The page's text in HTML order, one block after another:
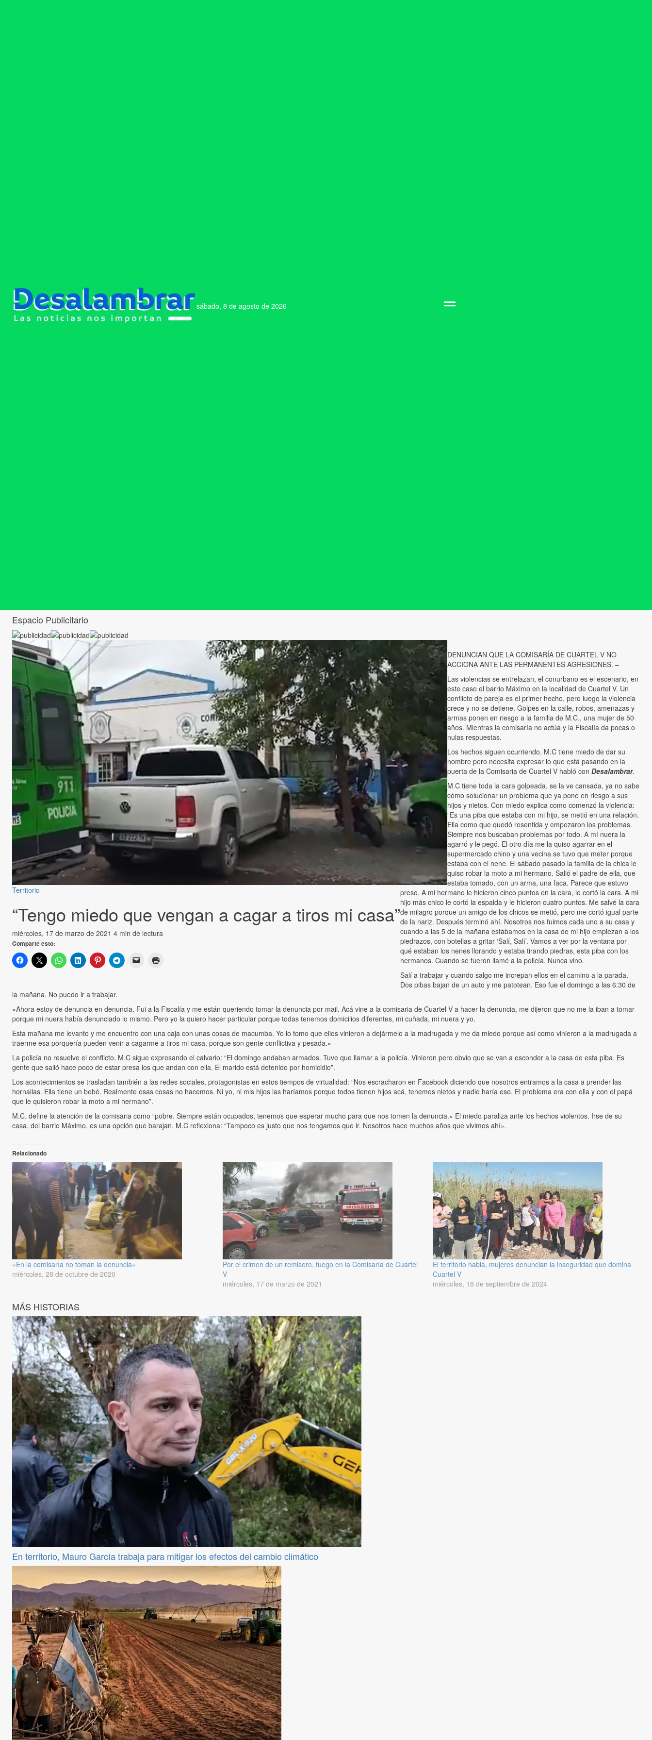
sábado, 8 de agosto de 2026
Espacio Publicitario
Territorio
“Tengo miedo que vengan a cagar a tiros mi casa”
miércoles, 17 de marzo de 2021 4 min de lectura
Comparte esto:
DENUNCIAN QUE LA COMISARÍA DE CUARTEL V NO
ACCIONA ANTE LAS PERMANENTES AGRESIONES. –
Las violencias se entrelazan, el conurbano es el escenario, en
este caso el barrio Máximo en la localidad de Cuartel V. Un
conflicto de pareja es el primer hecho, pero luego la violencia
crece y no se detiene. Golpes en la calle, robos, amenazas y
armas ponen en riesgo a la familia de M.C., una mujer de 50
años. Mientras la comisaría no actúa y la Fiscalía da pocas o
nulas respuestas.
Los hechos siguen ocurriendo. M.C tiene miedo de dar su
nombre pero necesita expresar lo que está pasando en la
puerta de la Comisaria de Cuartel V habló con Desalambrar.
M.C tiene toda la cara golpeada, se la ve cansada, ya no sabe
cómo solucionar un problema que ya pone en riesgo a sus
hijos y nietos. Con miedo explica como comenzó la violencia:
“Es una piba que estaba con mi hijo, se metió en una relación.
Ella como que quedó resentida y empezaron los problemas.
Siempre nos buscaban problemas por todo. A mí nuera la
agarró y le pegó. El otro día me la quiso agarrar en el
supermercado chino y una vecina se tuvo que meter porque
estaba con el nene. El sábado pasado la familia de la chica le
quiso robar la moto a mi hermano. Salió el padre de ella, que
estaba tomado, con un arma, una faca. Parece que estuvo
preso. A mi hermano le hicieron cinco puntos en la cara, le cortó la cara. A mi
hijo más chico le cortó la espalda y le hicieron cuatro puntos. Me salvé la cara
de milagro porque un amigo de los chicos se metió, pero me cortó igual parte
de la nariz. Después terminó ahí. Nosotros nos fuimos cada uno a su casa y
cuando a las 5 de la mañana estábamos en la casa de mi hijo empiezan a los
piedrazos, con botellas a gritar ‘Salí, Salí’. Vamos a ver por la ventana por
qué estaban los nenes llorando y estaba tirando piedras, esta piba con los
hermanos. Cuando se fueron llamé a la policía. Nunca vino.
Salí a trabajar y cuando salgo me increpan ellos en el camino a la parada.
Dos pibas bajan de un auto y me patotean. Eso fue el domingo a las 6:30 de
la mañana. No puedo ir a trabajar.
«Ahora estoy de denuncia en denuncia. Fui a la Fiscalía y me están queriendo tomar la denuncia por mail. Acá vine a la comisaria de Cuartel V a hacer la denuncia, me dijeron que no me la iban a tomar
porque mi nuera había denunciado lo mismo. Pero yo la quiero hacer particular porque todas tenemos domicilios diferentes, mi cuñada, mi nuera y yo.
Esta mañana me levanto y me encuentro con una caja con unas cosas de macumba. Yo lo tomo que ellos vinieron a dejármelo a la madrugada y me da miedo porque así como vinieron a la madrugada a
traerme esa porquería pueden venir a cagarme a tiros mi casa, porque son gente conflictiva y pesada.»
La policía no resuelve el conflicto, M.C sigue expresando el calvario: “El domingo andaban armados. Tuve que llamar a la policía. Vinieron pero obvio que se van a esconder a la casa de esta piba. Es
gente que salió hace poco de estar presa los que andan con ella. El marido está detenido por homicidio”.
Los acontecimientos se trasladan también a las redes sociales, protagonistas en estos tiempos de virtualidad: “Nos escracharon en Facebook diciendo que nosotros entramos a la casa a prender las
hornallas. Ella tiene un bebé. Realmente esas cosas no hacemos. Ni yo, ni mis hijos las haríamos porque todos tienen hijos acá, tenemos nietos y nadie haría eso. El problema era con ella y con el papá
que le quisieron robar la moto a mi hermano”.
M.C. define la atención de la comisaria como “pobre. Siempre están ocupados, tenemos que esperar mucho para que nos tomen la denuncia.» El miedo paraliza ante los hechos violentos. Irse de su
casa, del barrio Máximo, es una opción que barajan. M.C reflexiona: “Tampoco es justo que nos tengamos que ir. Nosotros hace muchos años que vivimos ahí».
Relacionado
«En la comisaría no toman la denuncia»
miércoles, 28 de octubre de 2020
Por el crimen de un remisero, fuego en la Comisaría de Cuartel
V
miércoles, 17 de marzo de 2021
El territorio habla, mujeres denuncian la inseguridad que domina
Cuartel V
miércoles, 18 de septiembre de 2024
MÁS HISTORIAS
En territorio, Mauro García trabaja para mitigar los efectos del cambio climático